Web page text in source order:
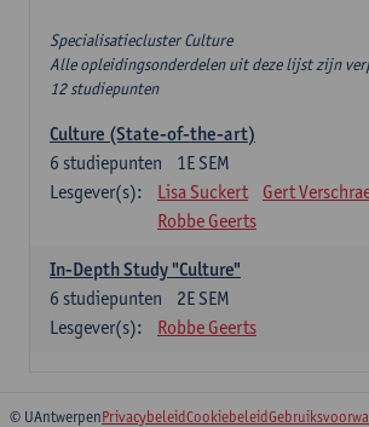
Specialisatiecluster Culture
Alle opleidingsonderdelen uit deze lijst zijn
12 studiepunten
Culture (State-of-the-art)
1E SEM
6 studiepunten
Lesgever(s):
Lisa Suckert
Gert
Robbe Geerts
In-Depth Study "Culture"
2E SEM
6 studiepunten
Lesgever(s):
Robbe Geerts
© UAntwerpenPrivacybeleidCookiebeleid